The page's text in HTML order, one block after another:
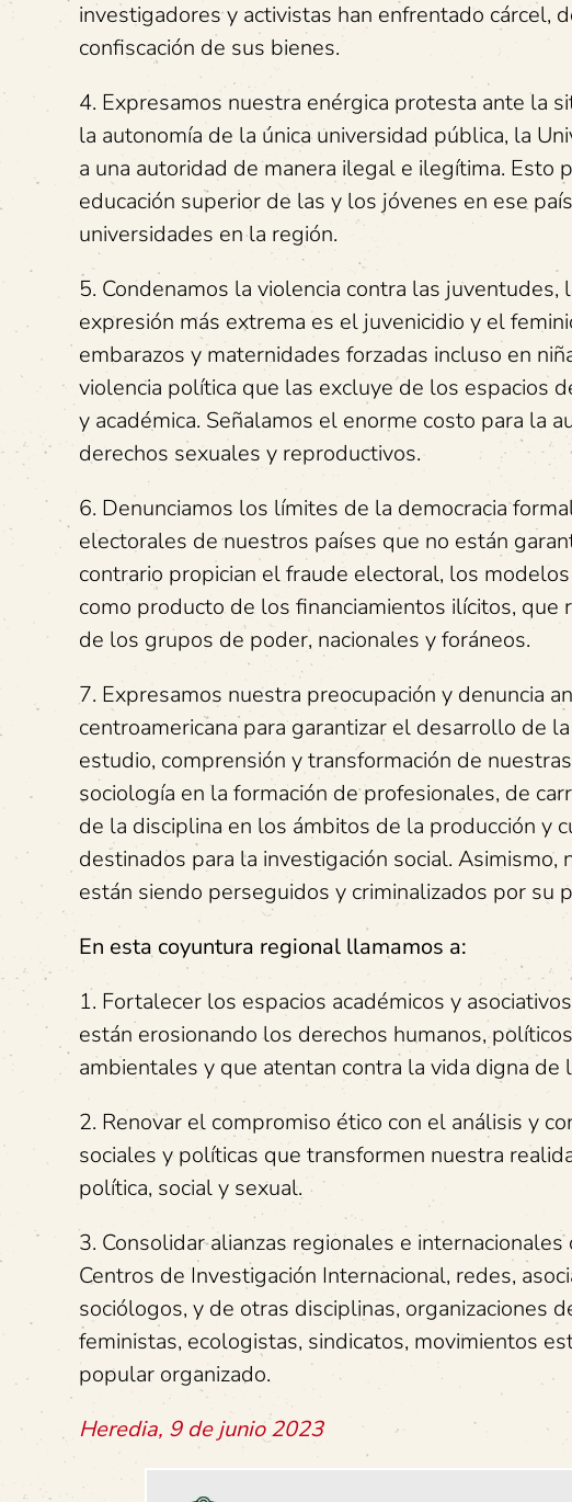
investigadores y activistas han enfrentado cárcel,
confiscación de sus bienes.
4. Expresamos nuestra enérgica protesta ante la
la autonomía de la única universidad pública, la
a una autoridad de manera ilegal e ilegítima. Esto
educación superior de las y los jóvenes en ese
universidades en la región.
5. Condenamos la violencia contra las
expresión más extrema es el juvenicidio y el
embarazos y maternidades forzadas incluso en
violencia política que las excluye de los espacios
y académica. Señalamos el enorme costo para la
derechos sexuales y reproductivos.
6. Denunciamos los límites de la democracia
electorales de nuestros países que no están
contrario propician el fraude electoral, los
como producto de los financiamientos ilícitos,
de los grupos de poder, nacionales y foráneos.
7. Expresamos nuestra preocupación y denuncia
centroamericana para garantizar el desarrollo de
estudio, comprensión y transformación de
sociología en la formación de profesionales, de
de la disciplina en los ámbitos de la producción y
destinados para la investigación social.
están siendo perseguidos y criminalizados por su
En esta coyuntura regional llamamos a:
1. Fortalecer los espacios académicos y
están erosionando los derechos humanos,
ambientales y que atentan contra la vida digna de
2. Renovar el compromiso ético con el análisis y
sociales y políticas que transformen nuestra
política, social y sexual.
3. Consolidar alianzas regionales e
Centros de Investigación Internacional, redes,
sociólogos, y de otras disciplinas, organizaciones
feministas, ecologistas, sindicatos, movimientos
popular organizado.
Heredia, 9 de junio 2023